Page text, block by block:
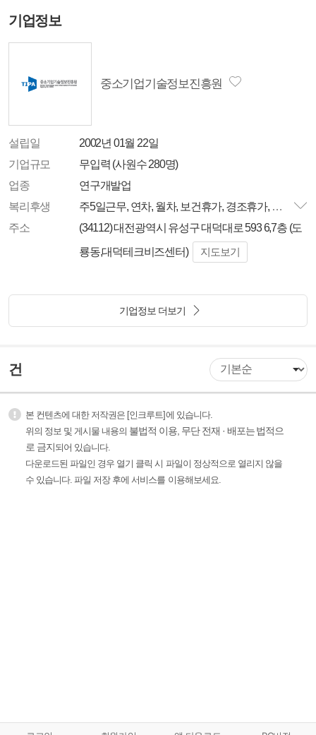
기업정보
중소기업기술정보진흥원
설립일
2002년 01월 22일
기업규모
무입력 (사원수 280명)
업종
연구개발업
복리후생
주5일근무, 연차, 월차, 보건휴가, 경조휴가, 창립일휴무, 국민연금, 의료보험, 산재보험, 고용보험, 식대지원, 중등학자금지원, 고등학자금지원
주소
(34112) 대전광역시 유성구 대덕대로 593 6,7층 (도
룡동,대덕테크비즈센터)
지도보기
기업정보 더보기
건
본 컨텐츠에 대한 저작권은 [인크루트]에 있습니다.
위의 정보 및 게시물 내용의 불법적 이용, 무단 전재 · 배포는 법적으
로 금지되어 있습니다.
다운로드된 파일인 경우 열기 클릭 시 파일이 정상적으로 열리지 않을
수 있습니다. 파일 저장 후에 서비스를 이용해보세요.